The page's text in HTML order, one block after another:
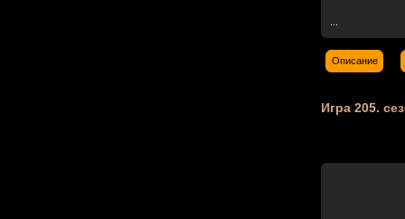
Описание
Игра 205.